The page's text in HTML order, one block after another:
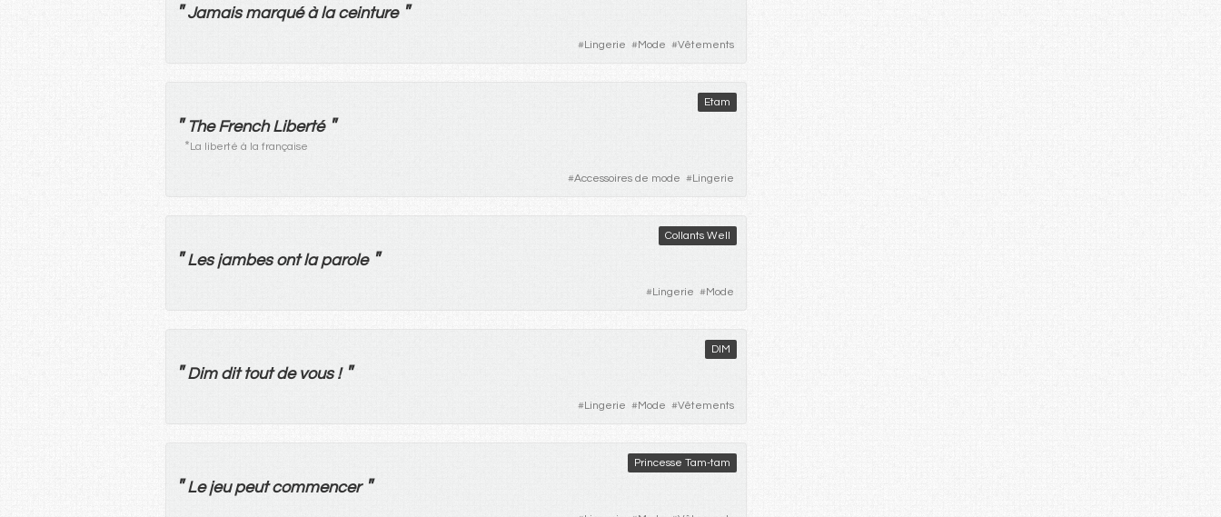
" Jamais marqué à la ceinture "
#Lingerie #Mode #Vêtements
Etam
"The French Liberté "
*La liberté à la française
#Accessoires de mode #Lingerie
Collants Well
" Les jambes ont la parole "
#Lingerie #Mode
DIM
"Dim dit tout de vous! "
#Lingerie #Mode #Vêtements
Princesse Tam-tam
" Le jeu peut commencer "